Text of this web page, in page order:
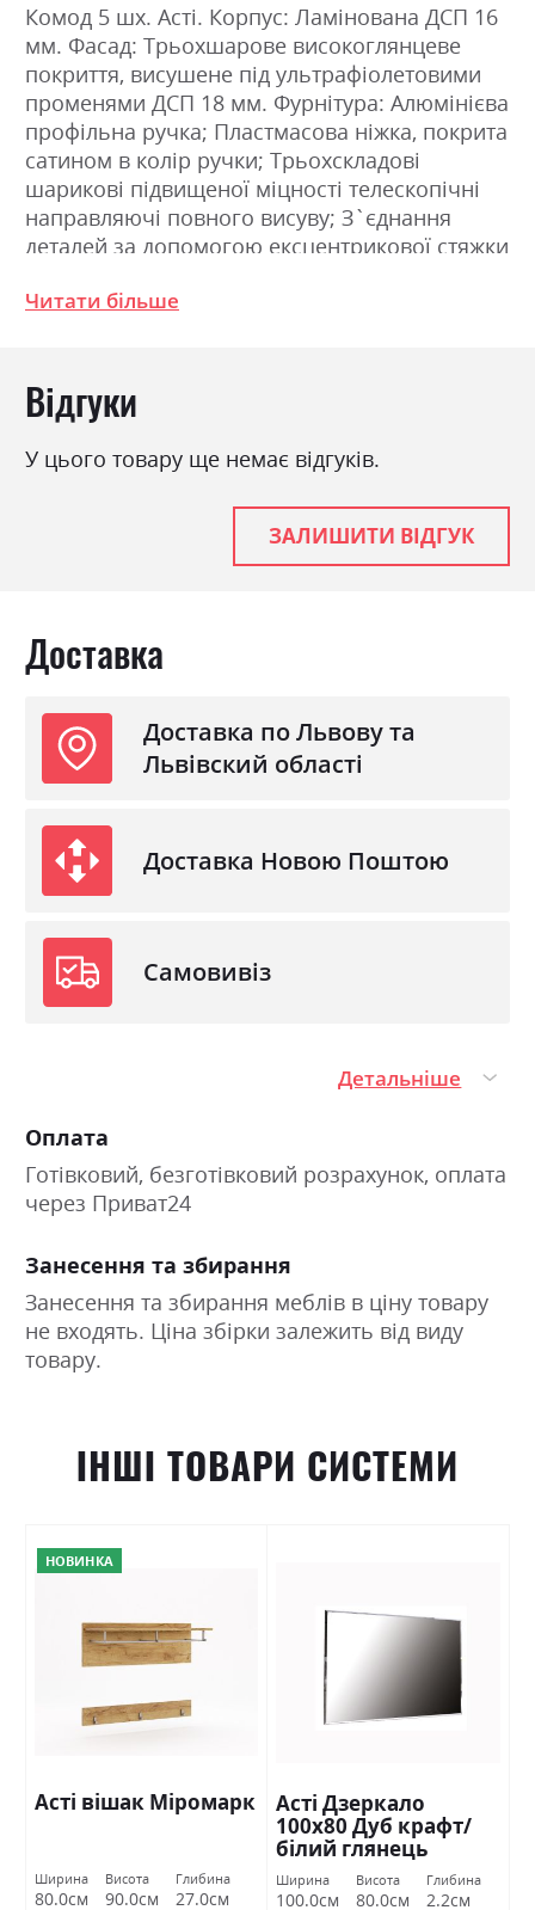
Комод 5 шх. Асті. Корпус: Ламінована ДСП 16
мм. Фасад: Трьохшарове високоглянцеве
покриття, висушене під ультрафіолетовими
променями ДСП 18 мм. Фурнітура: Алюмінієва
профільна ручка; Пластмасова ніжка, покрита
сатином в колір ручки; Трьохскладові
шарикові підвищеної міцності телескопічні
направляючі повного висуву; З`єднання
деталей за допомогою ексцентрикової стяжки
107.8см, Глибина 46.2см
Колір (Фасад):
Колір (Корпус):
дуб крафт
мінімалізм, модерн
Читати більше
Відгуки
У цього товару ще немає відгуків.
ЗАЛИШИТИ ВІДГУК
Доставка
Доставка по Львову та
Львівский області
Доставка Новою Поштою
Самовивіз
Детальніше
Оплата
Готівковий, безготівковий розрахунок, оплата
через Приват24
Занесення та збирання
Занесення та збирання меблів в ціну товару
не входять. Ціна збірки залежить від виду
товару.
ІНШІ ТОВАРИ СИСТЕМИ
НОВИНКА
Асті вішак Міромарк
Ширина
80.0см
Висота
90.0см
Глибина
27.0см
Асті Дзеркало
100х80 Дуб крафт/
білий глянець
Міромарк
Ширина
100.0см
Висота
80.0см
Глибина
2.2см